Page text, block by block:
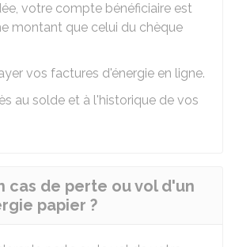
votre compte bénéficiaire est
montant que celui du chèque
vos factures d'énergie en ligne.
au solde et à l'historique de vos
cas de perte ou vol d'un
papier ?